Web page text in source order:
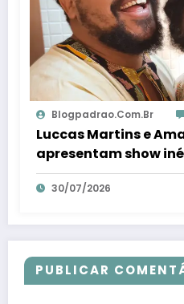
Blogpadrao.com.br
Luccas Martins e
apresentam show
em Conceição da
30/07/2026
PUBLICAR